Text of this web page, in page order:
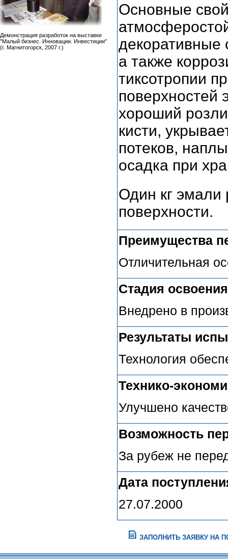
Основные
декоративные
а также
тиксотропии
поверхностей
хороший
кисти,
потеков,
осадка при
Один кг эмали
поверхности.
Преимущества
Отличительная
Стадия освоения
Внедрено в
Результаты
Технология
Технико-
Улучшено
Возможность
За рубеж не
Дата
27.07.2000
ЗАПОЛНИТЬ ЗАЯВКУ НА
Демонстрация разработок на выставке
"Малый бизнес. Инновации. Инвестиции"
(г. Магнитогорск, 2007 г.)